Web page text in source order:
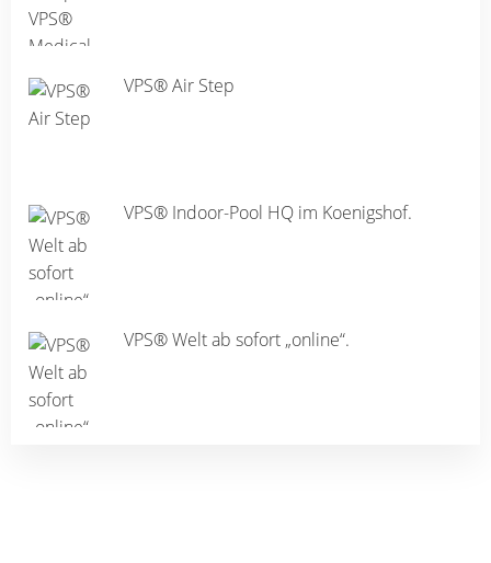
VPS® Air Step
VPS® Indoor-Pool HQ im Koenigshof.
VPS® Welt ab sofort „online“.